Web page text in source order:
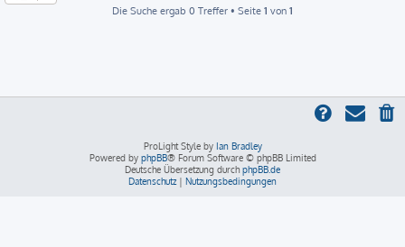
Die Suche ergab 0 Treffer • Seite 1 von 1
ProLight Style by Ian Bradley
Powered by phpBB® Forum Software © phpBB Limited
Deutsche Übersetzung durch phpBB.de
Datenschutz
Nutzungsbedingungen